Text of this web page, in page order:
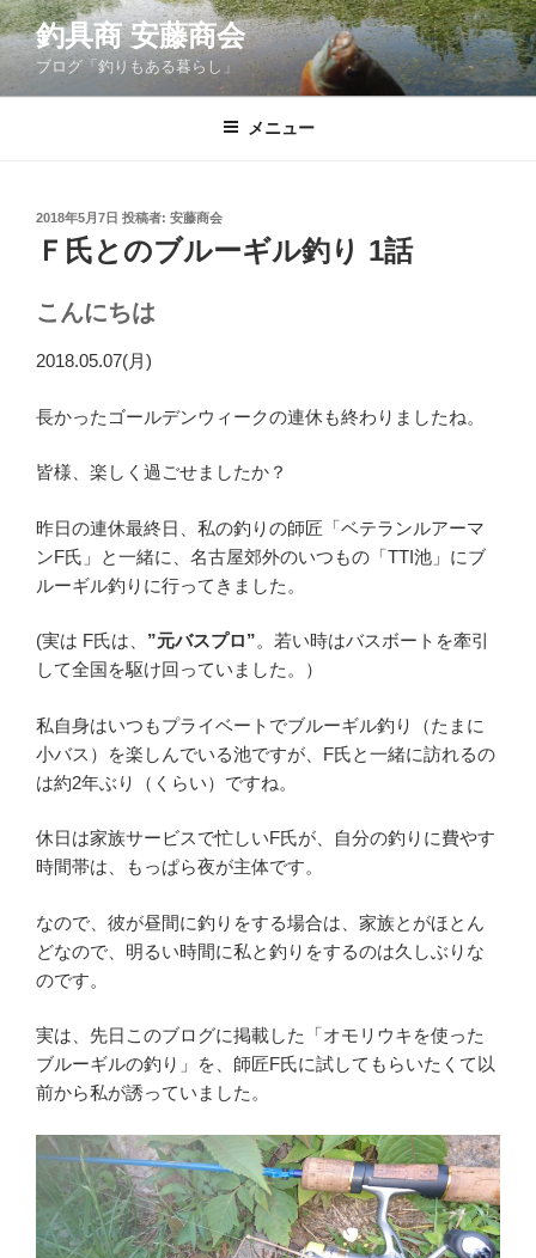
コ
ン
テ
ン
釣具商 安藤商会
ブログ「釣りもある暮らし」
メニュー
投
稿
日:
2018年5月7日 投稿者: 安藤商会
Ｆ氏とのブルーギル釣り 1話
こんにちは
2018.05.07(月)
長かったゴールデンウィークの連休も終わりましたね。
皆様、楽しく過ごせましたか？
昨日の連休最終日、私の釣りの師匠「ベテランルアーマ
ンF氏」と一緒に、名古屋郊外のいつもの「TTI池」にブ
ルーギル釣りに行ってきました。
(実は F氏は、 ”元バスプロ”。若い時はバスボートを牽引
して全国を駆け回っていました。）
私自身はいつもプライベートでブルーギル釣り（たまに
小バス）を楽しんでいる池ですが、F氏と一緒に訪れるの
は約2年ぶり（くらい）ですね。
休日は家族サービスで忙しいF氏が、自分の釣りに費やす
時間帯は、もっぱら夜が主体です。
なので、彼が昼間に釣りをする場合は、家族とがほとん
どなので、明るい時間に私と釣りをするのは久しぶりな
のです。
実は、先日このブログに掲載した「オモリウキを使った
ブルーギルの釣り」を、師匠F氏に試してもらいたくて以
前から私が誘っていました。